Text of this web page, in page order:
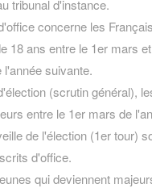
tribunal d'instance.
concerne les
18 ans entre le 1er mars
l'année suivante.
(scrutin général),
entre le 1er mars de
de l'élection (1er tour)
d'office.
qui deviennent